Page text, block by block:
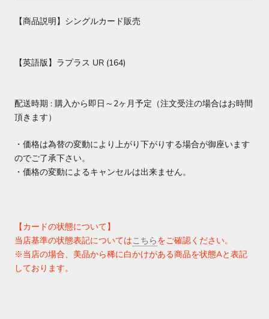
【商品説明】シングルカード販売
【英語版】ラプラス UR (164)
配送時期 : 購入から即日～2ヶ月予定（注文受注の場合はお時間
頂きます）
・価格は為替の変動により上がり下がりする場合が御座います
のでご了承下さい。
・価格の変動によるキャンセルは出来ません。
【カードの状態について】
当店基準の状態表記についてはこちらをご確認ください。
※当店の場合、美品から稀に白かけがある商品を状態Aと表記
しております。